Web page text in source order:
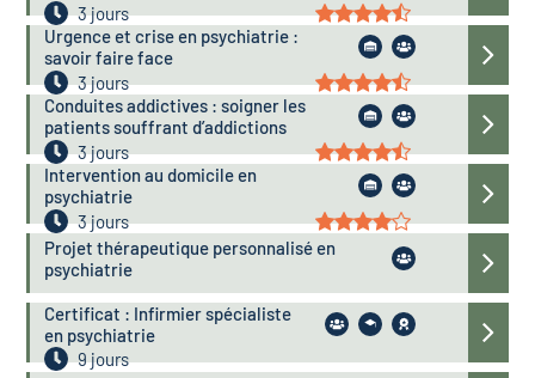
3 jours
Urgence et crise en psychiatrie :
savoir faire face
3 jours
Conduites addictives : soigner les
patients souffrant d’addictions
3 jours
Intervention au domicile en
psychiatrie
3 jours
Projet thérapeutique personnalisé en
psychiatrie
Certificat : Infirmier spécialiste
en psychiatrie
9 jours